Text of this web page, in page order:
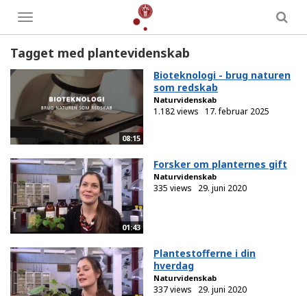
Toggle
menu
Tagget med plantevidenskab
08:15
Bioteknologi - brug naturen
som redskab
Naturvidenskab
1.182 views 17. februar 2025
01:43
Forsker om planternes gift
Naturvidenskab
335 views 29. juni 2020
Plantestofferne i din
hverdag
Naturvidenskab
337 views 29. juni 2020